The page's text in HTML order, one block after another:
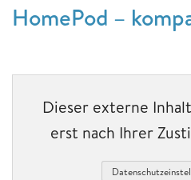
HomePod –
Dieser externe
erst nach Ihrer